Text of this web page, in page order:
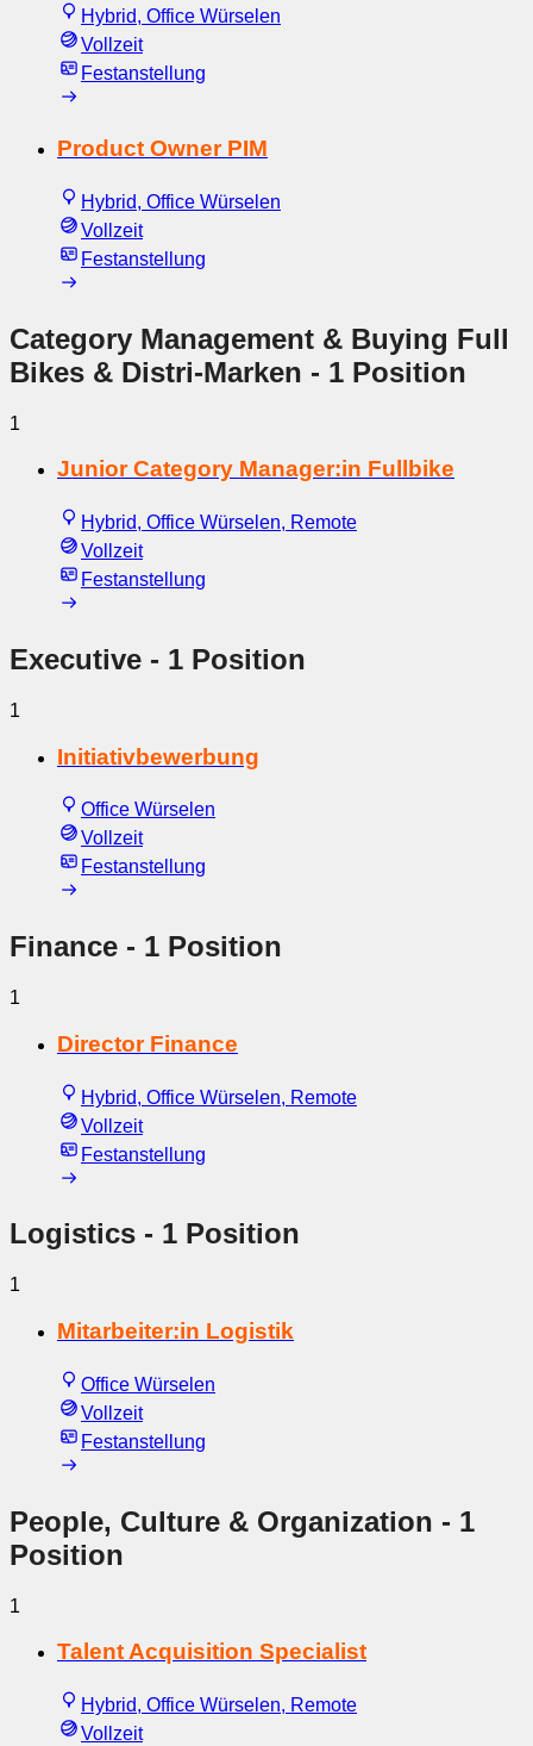
Hybrid, Office Würselen
Vollzeit
Festanstellung
Product Owner PIM
Hybrid, Office Würselen
Vollzeit
Festanstellung
Category Management & Buying Full
Bikes & Distri-Marken - 1 Position
1
Junior Category Manager:in Fullbike
Hybrid, Office Würselen, Remote
Vollzeit
Festanstellung
Executive - 1 Position
1
Initiativbewerbung
Office Würselen
Vollzeit
Festanstellung
Finance - 1 Position
1
Director Finance
Hybrid, Office Würselen, Remote
Vollzeit
Festanstellung
Logistics - 1 Position
1
Mitarbeiter:in Logistik
Office Würselen
Vollzeit
Festanstellung
People, Culture & Organization - 1
Position
1
Talent Acquisition Specialist
Hybrid, Office Würselen, Remote
Vollzeit